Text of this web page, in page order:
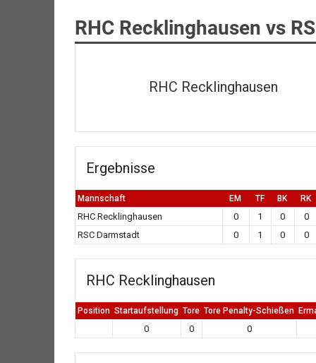
RHC Recklinghausen vs
RHC Recklinghausen
Ergebnisse
Mannschaft EM TF BK RK
RHC Recklinghausen 0 1 0 0
RSC Darmstadt
0 1 0 0
RHC Recklinghausen
Position Startaufstellung Tore Tore Penalty-Schießen
0 0 0